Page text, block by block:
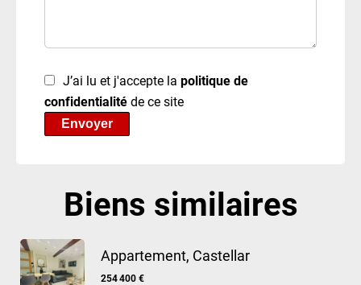
J’ai lu et j'accepte la politique de
confidentialitéde ce site
Envoyer
Biens similaires
Appartement, Castellar
254 400 €